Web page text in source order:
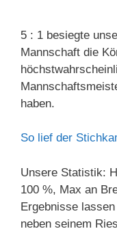
5 : 1 besiegte
Mannschaft die
haben.
So lief der
Unsere Statistik:
100 %, Max an
Ergebnisse
neben seinem